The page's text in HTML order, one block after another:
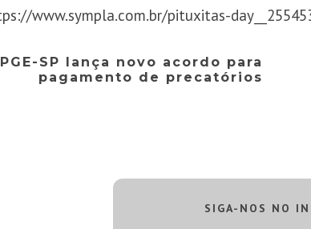
www.sympla.com.br/pituxitas-
PGE-SP lança novo acordo para
pagamento de precatórios
SIGA-NOS NO